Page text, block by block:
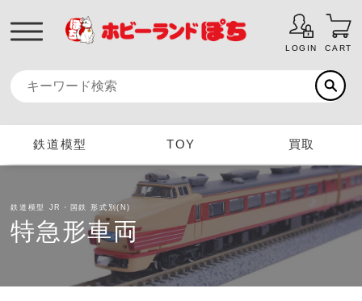
LOGIN CART
鉄道模型 TOY 買取
鉄道模型 JR・国鉄 形式別(N)
特急形車両